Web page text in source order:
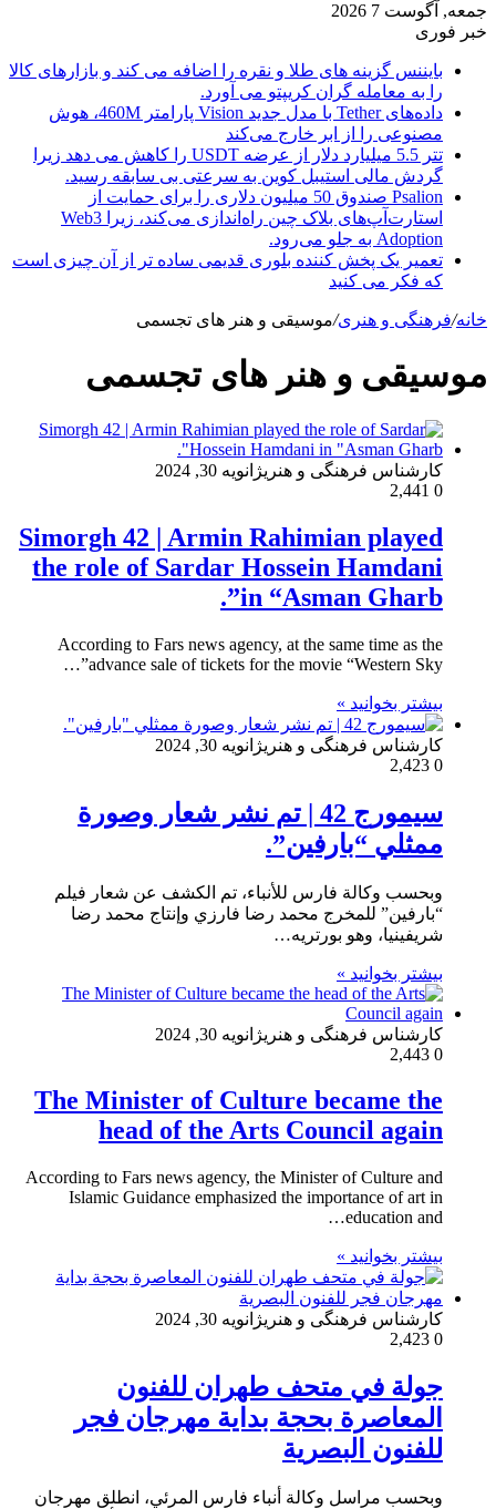
جمعه, آگوست 7 2026
خبر فوری
بایننس گزینه های طلا و نقره را اضافه می کند و بازارهای کالا
را به معامله گران کریپتو می آورد.
داده‌های Tether با مدل جدید Vision پارامتر 460M، هوش
مصنوعی را از ابر خارج می‌کند
تتر 5.5 میلیارد دلار از عرضه USDT را کاهش می دهد زیرا
گردش مالی استیبل کوین به سرعتی بی سابقه رسید.
Psalion صندوق 50 میلیون دلاری را برای حمایت از
استارت‌آپ‌های بلاک چین راه‌اندازی می‌کند، زیرا Web3
Adoption به جلو می‌رود.
تعمیر یک پخش کننده بلوری قدیمی ساده تر از آن چیزی است
که فکر می کنید
خانه/فرهنگی و هنری/موسیقی و هنر های تجسمی
موسیقی و هنر های تجسمی
کارشناس فرهنگی و هنریژانویه 30, 2024
0
Simorgh 42 | Armin Rahimian played
the role of Sardar Hossein Hamdani
in “Asman Gharb”.
According to Fars news agency, at the same time as the
advance sale of tickets for the movie “Western Sky”…
بیشتر بخوانید »
کارشناس فرهنگی و هنریژانویه 30, 2024
0
سيمورج 42 | تم نشر شعار وصورة
ممثلي “بارفين”.
وبحسب وكالة فارس للأنباء، تم الكشف عن شعار فيلم
“بارفين” للمخرج محمد رضا فارزي وإنتاج محمد رضا
شريفينيا، وهو بورتريه…
بیشتر بخوانید »
کارشناس فرهنگی و هنریژانویه 30, 2024
0
The Minister of Culture became the
head of the Arts Council again
According to Fars news agency, the Minister of Culture and
Islamic Guidance emphasized the importance of art in
education and…
بیشتر بخوانید »
کارشناس فرهنگی و هنریژانویه 30, 2024
0
جولة في متحف طهران للفنون
المعاصرة بحجة بداية مهرجان فجر
للفنون البصرية
وبحسب مراسل وكالة أنباء فارس المرئي، انطلق مهرجان